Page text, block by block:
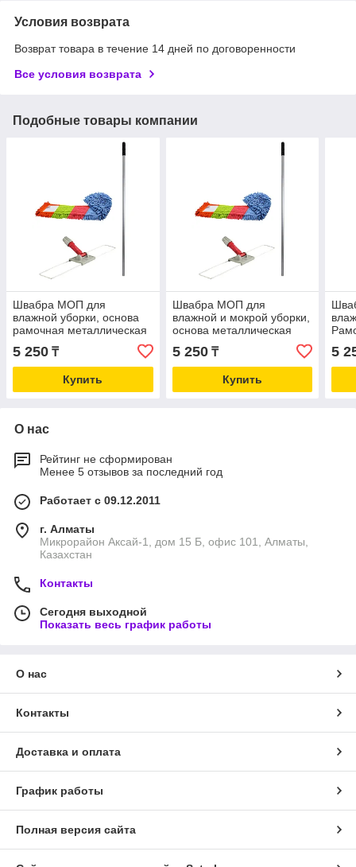
Условия возврата
Возврат товара в течение 14 дней по договоренности
Все условия возврата
Подобные товары компании
Швабра МОП для
влажной уборки, основа
рамочная металлическая
5 250 ₸
Купить
Швабра МОП для
влажной и мокрой уборки,
основа металлическая
5 250₸
Купить
5
О нас
Рейтинг не сформирован
Менее 5 отзывов за последний год
Работает с 09.12.2011
г. Алматы
Микрорайон Аксай-1, дом 15 Б, офис 101, Алматы,
Казахстан
Контакты
Сегодня выходной
Показать весь график работы
О нас
Контакты
Доставка и оплата
График работы
Полная версия сайта